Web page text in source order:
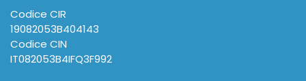
Codice CIR
19082053B404143
Codice CIN
IT082053B4IFQ3F992